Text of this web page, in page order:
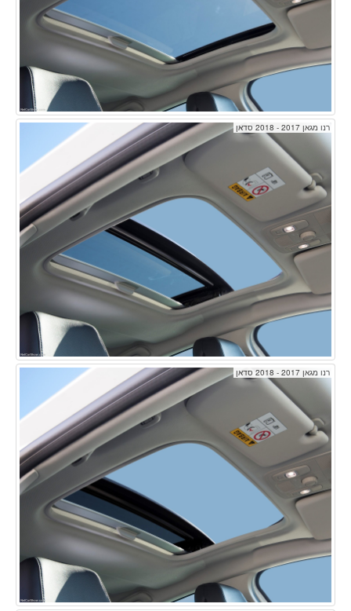
רנו מגאן 2017 - 2018 סדאן
רנו מגאן 2017 - 2018 סדאן